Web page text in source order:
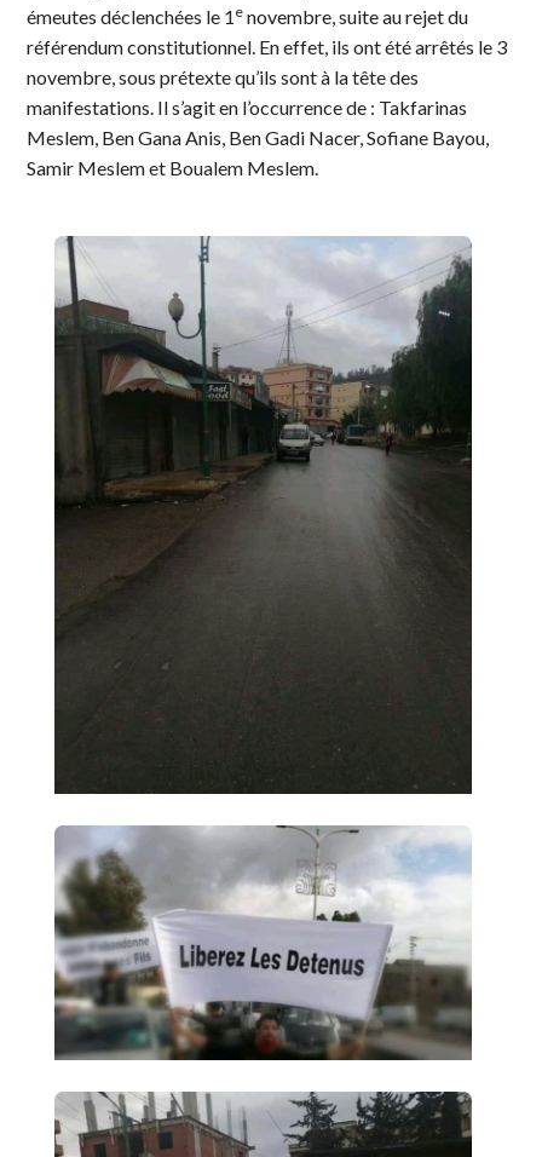
émeutes déclenchées le 1 e novembre, suite au rejet du
référendum constitutionnel. En effet, ils ont été arrêtés le 3
novembre, sous prétexte qu’ils sont à la tête des
manifestations. Il s’agit en l’occurrence de : Takfarinas
Meslem, Ben Gana Anis, Ben Gadi Nacer, Sofiane Bayou,
Samir Meslem et Boualem Meslem.